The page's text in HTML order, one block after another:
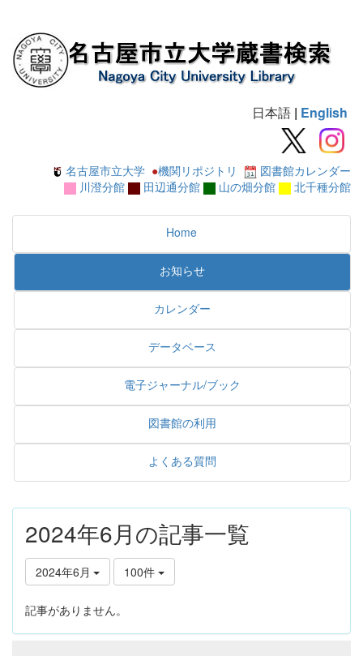
日本語 | English
名古屋市立大学 ●機関リポジトリ
図書館カレンダー
川澄分館
田辺通分館 山の畑分館 北千種分館
Home
お知らせ
カレンダー
データベース
電子ジャーナル/ブック
図書館の利用
よくある質問
2024年6月の記事一覧
2024年6月 100件
記事がありません。